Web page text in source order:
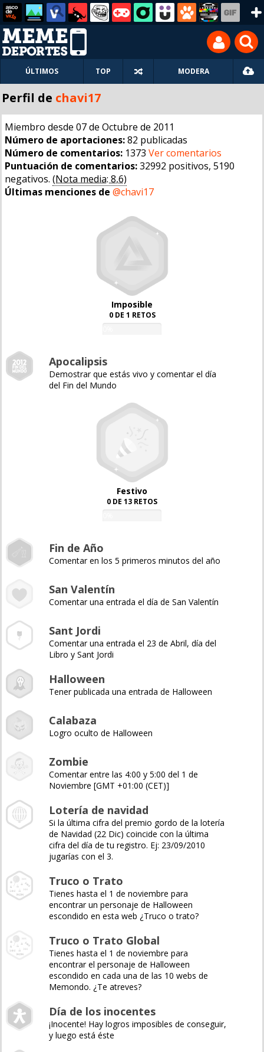
ÚLTIMOS TOP MODERA
Perfil de chavi17
Miembro desde 07 de Octubre de 2011
Número de aportaciones:82 publicadas
Número de comentarios: 1373 Ver comentarios
Puntuación de comentarios:32992 positivos, 5190
negativos. (Nota media: 8,6)
Últimas menciones de @chavi17
Imposible
0 DE 1 RETOS
Apocalipsis
Demostrar que estás vivo y comentar el día
del Fin del Mundo
Festivo
0 DE 13 RETOS
Fin de Año
Comentar en los 5 primeros minutos del año
San Valentín
Comentar una entrada el día de San Valentín
Sant Jordi
Comentar una entrada el 23 de Abril, día del
Libro y Sant Jordi
Halloween
Tener publicada una entrada de Halloween
Calabaza
Logro oculto de Halloween
Zombie
Comentar entre las 4:00 y 5:00 del 1 de
Noviembre [GMT +01:00 (CET)]
Lotería de navidad
Si la última cifra del premio gordo de la lotería
de Navidad (22 Dic) coincide con la última
cifra del día de tu registro. Ej: 23/09/2010
jugarías con el 3.
Truco o Trato
Tienes hasta el 1 de noviembre para
encontrar un personaje de Halloween
escondido en esta web ¿Truco o trato?
Truco o Trato Global
Tienes hasta el 1 de noviembre para
encontrar el personaje de Halloween
escondido en cada una de las 10 webs de
Memondo. ¿Te atreves?
Día de los inocentes
¡Inocente! Hay logros imposibles de conseguir,
y luego está éste